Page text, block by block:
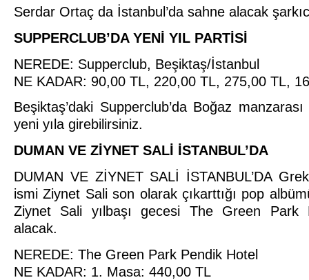
Serdar Ortaç da İstanbul’da sahne alacak
SUPPERCLUB’DA YENİ YIL PARTİSİ
NEREDE: Supperclub, Beşiktaş/İstanbul
NE KADAR: 90,00 TL, 220,00 TL, 275,00 TL,
Beşiktaş’daki Supperclub’da Boğaz
yeni yıla girebilirsiniz.
DUMAN VE ZİYNET SALİ İSTANBUL’DA
DUMAN VE ZİYNET SALİ İSTANBUL’DA
ismi Ziynet Sali son olarak çıkarttığı pop
Ziynet Sali yılbaşı gecesi The Green Park
alacak.
NEREDE: The Green Park Pendik Hotel
NE KADAR: 1. Masa: 440,00 TL